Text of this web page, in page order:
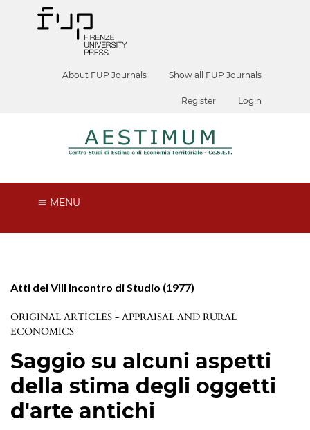
About FUP Journals Show all FUP Journals
Register Login
MENU
Atti del VIII Incontro di Studio (1977)
ORIGINAL ARTICLES - APPRAISAL AND RURAL
ECONOMICS
Saggio su alcuni aspetti
della stima degli oggetti
d'arte antichi